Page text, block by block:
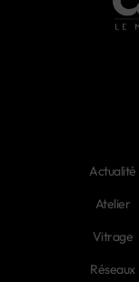
Actualité
Atelier
Vitrage
Réseaux